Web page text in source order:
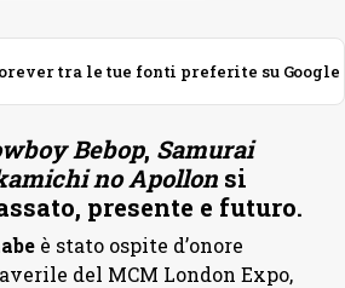
tra le tue fonti preferite su Google
Bebop, Samurai
no Apollon si
presente e futuro.
è stato ospite d’onore
del MCM London Expo,